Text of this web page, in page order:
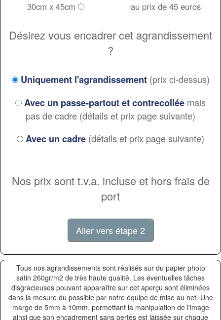
30cm x 45cm
au prix de 45 euros
Désirez vous encadrer cet agrandissement
?
Uniquement l'agrandissement(prix ci-dessus)
Avec un passe-partout et contrecollée mais
pas de cadre (détails et prix page suivante)
Avec un cadre (détails et prix page suivante)
Nos prix sont t.v.a. incluse et hors frais de
port
Tous nos agrandissements sont réalisés sur du papier photo
satin 260gr/m2 de très haute qualité. Les éventuelles tâches
disgracieuses pouvant apparaître sur cet aperçu sont éliminées
dans la mesure du possible par notre équipe de mise au net. Une
marge de 5mm à 10mm, permettant la manipulation de l'image
ainsi que son encadrement sans pertes est laissée sur chaque